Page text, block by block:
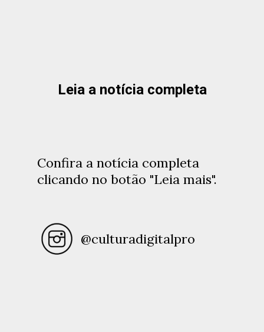
Confira a notícia completa
clicando no botão "Leia mais".
Leia a notícia completa
@culturadigitalpro